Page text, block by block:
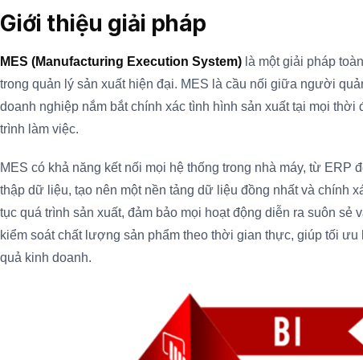
Giới thiệu giải pháp
MES (Manufacturing Execution System) là một giải pháp
trong quản lý sản xuất hiện đại. MES là cầu nối giữa người
doanh nghiệp nắm bắt chính xác tình hình sản xuất tại mọi thời
trình làm việc.
MES có khả năng kết nối mọi hệ thống trong nhà máy, từ ERP
thập dữ liệu, tạo nên một nền tảng dữ liệu đồng nhất và chính
tục quá trình sản xuất, đảm bảo mọi hoạt động diễn ra suôn sẻ
kiểm soát chất lượng sản phẩm theo thời gian thực, giúp tối ưu
quả kinh doanh.